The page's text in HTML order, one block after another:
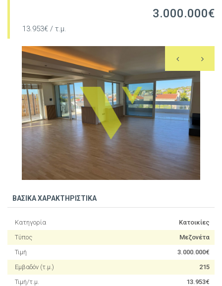
3.000.000€
13.953€ / τ.μ.
ΒΑΣΙΚΑ ΧΑΡΑΚΤΗΡΙΣΤΙΚΑ
Κατηγορία
Κατοικίες
Τύπος
Μεζονέτα
Τιμή
3.000.000€
Εμβαδόν (τ.μ.)
215
Τιμή/τ.μ.
13.953€